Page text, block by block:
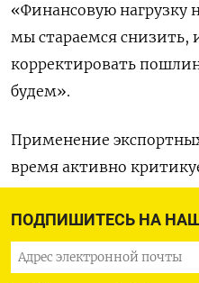
ПОДПИШИТЕСЬ НА
«Финансовую нагрузку
мы стараемся снизить,
корректировать
будем».
Применение
время активно
зерно. (Ольга Попова)